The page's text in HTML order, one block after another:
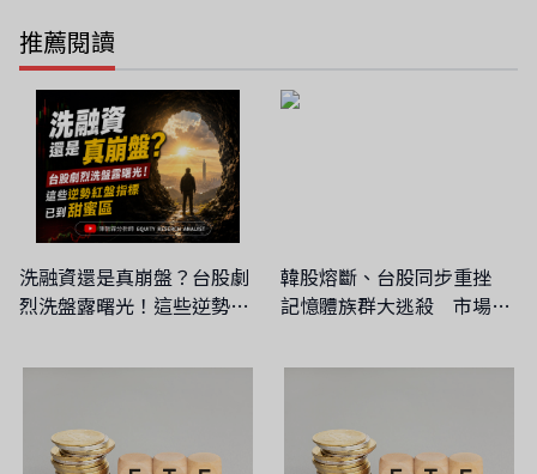
推薦閱讀
洗融資還是真崩盤？台股劇
烈洗盤露曙光！這些逆勢紅
韓股熔斷、台股同步重挫
記憶體族群大逃殺 市場憂